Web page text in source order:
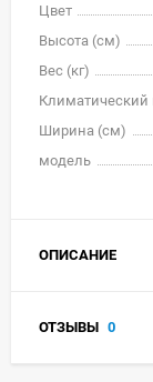
Цвет
Высота (см)
Вес (кг)
Климатический
Ширина (см)
модель
ОПИСАНИЕ
ОТЗЫВЫ 0